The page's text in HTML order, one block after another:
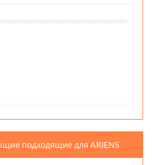
подходящие для ARIENS